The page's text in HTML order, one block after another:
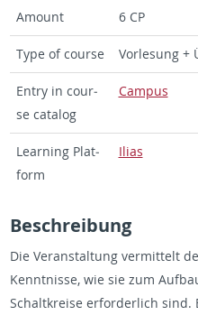
Amount 6 CP
Type of cour­se Vor­le­sung +
Entry in cour­
se ca­ta­log
Cam­pus
Learning Plat­
form
Ilias
Be­schrei­bung
Die Ver­an­stal­tung ver­mit­telt
Kennt­nis­se, wie sie zum
Schalt­krei­se er­for­der­lich